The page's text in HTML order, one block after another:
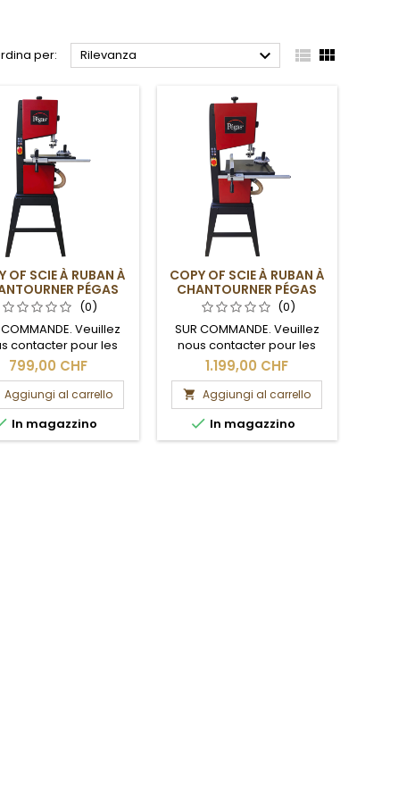
per: Rilevanza   
OF SCIE À RUBAN À
PÉGAS
(0)
COMMANDE. Veuillez
contacter pour les
de livraison et les
frais de port.
799,00 CHF
Aggiungi al carrello
In magazzino
COPY OF SCIE À RUBAN À
CHANTOURNER PÉGAS
(0)
SUR COMMANDE. Veuillez
nous contacter pour les
délais de livraison et les
frais de port.
1.199,00 CHF
 Aggiungi al carrello
 In magazzino